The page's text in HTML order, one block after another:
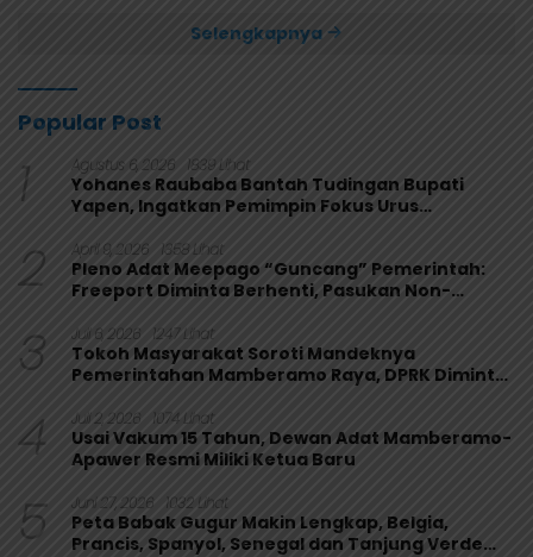
Selengkapnya
Popular Post
1 Agustus 6, 2026 1839 Lihat
Yohanes Raubaba Bantah Tudingan Bupati
Yapen, Ingatkan Pemimpin Fokus Urus
2 April 9, 2026 1358 Lihat
Pleno Adat Meepago “Guncang” Pemerintah:
Freeport Diminta Berhenti, Pasukan Non-
3 Juli 6, 2026 1247 Lihat
Tokoh Masyarakat Soroti Mandeknya
Pemerintahan Mamberamo Raya, DPRK Diminta
4 Juli 2, 2026 1074 Lihat
Usai Vakum 15 Tahun, Dewan Adat Mamberamo-
Apawer Resmi Miliki Ketua Baru
5 Juni 27, 2026 1032 Lihat
Peta Babak Gugur Makin Lengkap, Belgia,
Prancis, Spanyol, Senegal dan Tanjung Verde